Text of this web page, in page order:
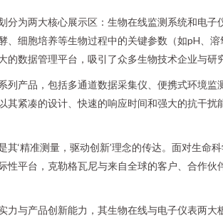
为两大核心展示区：生物在线监测系统和电
细胞培养等生物过程中的关键参数（如pH、
数据管理平台，吸引了众多生物技术企业与研
产品，包括多通道数据采集仪、便携式环境
紧凑的设计、快速的响应时间和强大的抗干
‘精准测量，驱动创新’理念的传达。面对生
平台，克勒格瓦尼与来自全球的客户、合作
与产品创新能力，其生物在线与电子仪表两大